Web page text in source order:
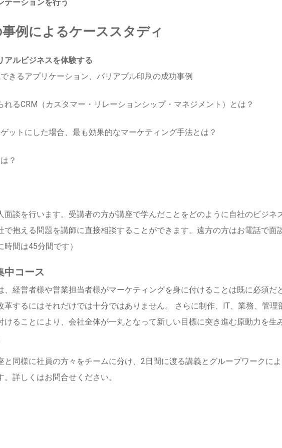
テーションを行う
例によるケーススタディ
アルビジネスを体験する
きるアプリケーション、バリアブル印刷の成功事例
るCRM（カスタマー・リレーションシップ・マネジメント）とは？
ットにした場合、最も効果的なマーケティング手法とは？
？
面談を行います。受講者の方が講座で学んだことをどのように自社のビジネ
で抱える問題を講師に直接相談することができます。遠方の方はお電話で面
間は45分間です）
中コース
、経営者様や営業担当者様がマーケティングを身に付けることは既に必須だ
革するにはそれだけでは十分ではありません。 さらに制作、IT、業務、管理
けることにより、会社全体が一丸となって新しい目標に突き進む原動力を生
と同様に社員の方々をチームに分け、2日間に渡る講義とグループワークに
詳しくはお問合せください。